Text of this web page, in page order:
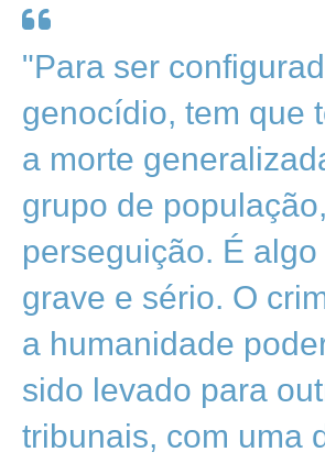
"Para ser
genocídio, tem que
a morte
grupo de população,
perseguição. É algo
grave e sério. O
a humanidade
sido levado para
tribunais, com uma